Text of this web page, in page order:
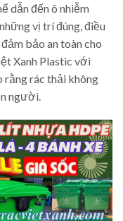
dẫn đến ô nhiễm
vị trí đúng, điều
bảo an toàn cho
Xanh Plastic với
rằng rác thải không
người.